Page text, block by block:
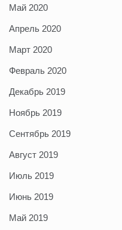
Май 2020
Апрель 2020
Март 2020
Февраль 2020
Декабрь 2019
Ноябрь 2019
Сентябрь 2019
Август 2019
Июль 2019
Июнь 2019
Май 2019